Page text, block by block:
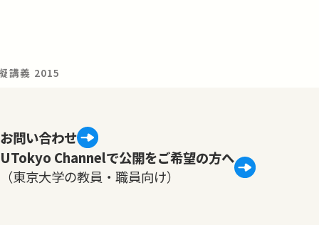
講義 2015
お問い合わせ
UTokyo Channelで公開をご希望の方へ
（東京大学の教員・職員向け）